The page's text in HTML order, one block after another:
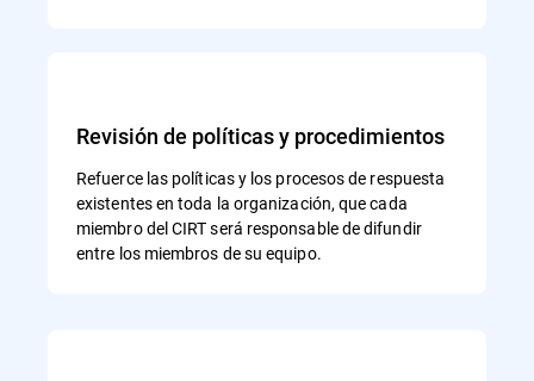
Revisión de políticas y procedimientos
Refuerce las políticas y los procesos de respuesta
existentes en toda la organización, que cada
miembro del CIRT será responsable de difundir
entre los miembros de su equipo.